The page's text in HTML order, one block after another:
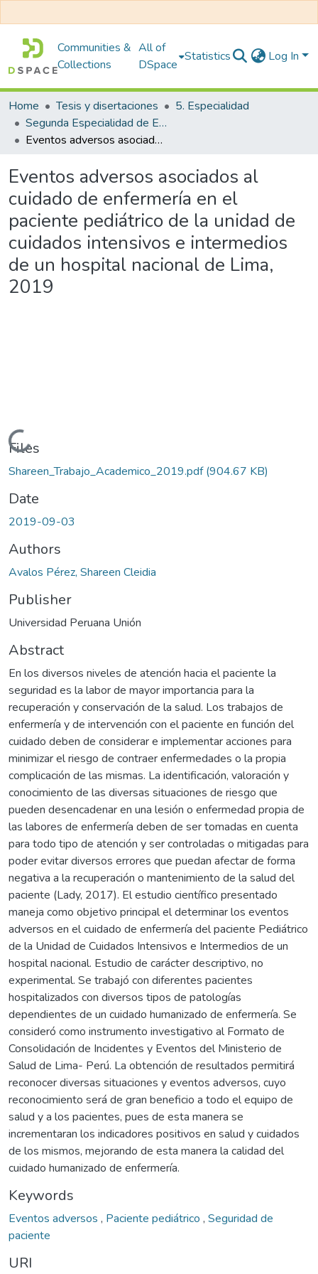
Communities &
Collections
All of
DSpace
Statistics Log In
Home Tesis y disertaciones
5. Especialidad
Segunda Especialidad de Enfermería en Cuidados Intensivos Pediátricos
Eventos adversos asociados al cuidado de enfermería en el paciente pediátrico de la unidad de cuidados intensivos e intermedios de un hospital nacional de Lima, 2019
Eventos adversos asociados al
cuidado de enfermería en el
paciente pediátrico de la unidad de
cuidados intensivos e intermedios
de un hospital nacional de Lima,
2019
Loading...
Files
Shareen_Trabajo_Academico_2019.pdf(904.67 KB)
Date
2019-09-03
Authors
Avalos Pérez, Shareen Cleidia
Publisher
Universidad Peruana Unión
Abstract
En los diversos niveles de atención hacia el paciente la
seguridad es la labor de mayor importancia para la
recuperación y conservación de la salud. Los trabajos de
enfermería y de intervención con el paciente en función del
cuidado deben de considerar e implementar acciones para
minimizar el riesgo de contraer enfermedades o la propia
complicación de las mismas. La identificación, valoración y
conocimiento de las diversas situaciones de riesgo que
pueden desencadenar en una lesión o enfermedad propia de
las labores de enfermería deben de ser tomadas en cuenta
para todo tipo de atención y ser controladas o mitigadas para
poder evitar diversos errores que puedan afectar de forma
negativa a la recuperación o mantenimiento de la salud del
paciente (Lady, 2017). El estudio científico presentado
maneja como objetivo principal el determinar los eventos
adversos en el cuidado de enfermería del paciente Pediátrico
de la Unidad de Cuidados Intensivos e Intermedios de un
hospital nacional. Estudio de carácter descriptivo, no
experimental. Se trabajó con diferentes pacientes
hospitalizados con diversos tipos de patologías
dependientes de un cuidado humanizado de enfermería. Se
consideró como instrumento investigativo al Formato de
Consolidación de Incidentes y Eventos del Ministerio de
Salud de Lima- Perú. La obtención de resultados permitirá
reconocer diversas situaciones y eventos adversos, cuyo
reconocimiento será de gran beneficio a todo el equipo de
salud y a los pacientes, pues de esta manera se
incrementaran los indicadores positivos en salud y cuidados
de los mismos, mejorando de esta manera la calidad del
cuidado humanizado de enfermería.
Keywords
Eventos adversos , Paciente pediátrico , Seguridad de
paciente
URI